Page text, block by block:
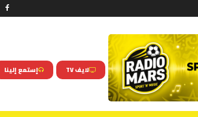
لايف TV إستمع إلينا